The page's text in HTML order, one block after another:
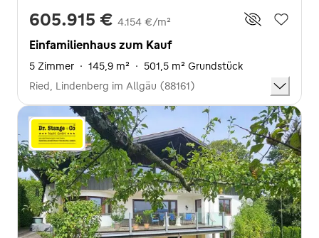
605.915 € 4.154 €/m²
Einfamilienhaus zum Kauf
5 Zimmer · 145,9 m² · 501,5 m² Grundstück
Ried, Lindenberg im Allgäu (88161)